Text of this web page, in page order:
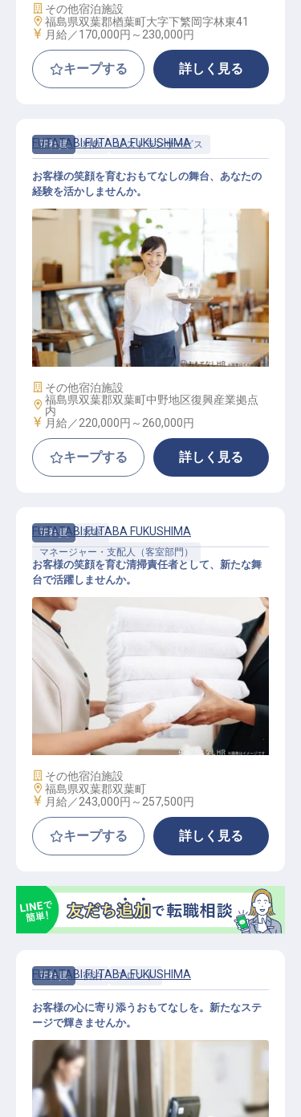
施設業態
その他宿泊施設
勤務地
福島県双葉郡楢葉町大字下繁岡字林東41
給与
月給／170,000円～ 230,000円
キープする 詳しく見る
正社員 料飲 レストランサービス
レストランサービス兼カンファレン
ス設営担当
FUTATABI FUTABA FUKUSHIMA
お客様の笑顔を育むおもてなしの舞台、あなたの
経験を活かしませんか。
施設業態
その他宿泊施設
勤務地
福島県双葉郡双葉町中野地区復興産業拠点
内
給与
月給／220,000円～ 260,000円
キープする 詳しく見る
正社員
客室
マネージャー・支配人（客室部門）
客室清掃責任者
FUTATABI FUTABA FUKUSHIMA
お客様の笑顔を育む清掃責任者として、新たな舞
台で活躍しませんか。
施設業態
その他宿泊施設
勤務地
福島県双葉郡双葉町
給与
月給／243,000円～ 257,500円
キープする 詳しく見る
正社員 宿泊 フロント
FUTATABI FUTABA FUKUSHIMA
お客様の心に寄り添うおもてなしを。新たなステ
ージで輝きませんか。